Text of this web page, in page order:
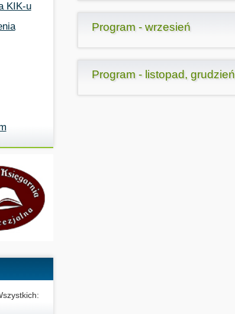
KIK-u
Program - wrzesień
Program - listopad, grudzień